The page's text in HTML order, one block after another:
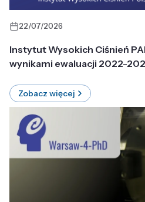
22/07/2026
Instytut Wysokich Ciśnień
wynikami ewaluacji 2022-
Zobacz więcej